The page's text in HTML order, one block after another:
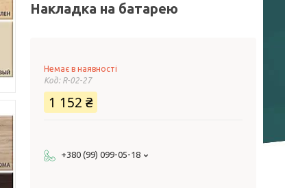
Накладка на батарею
Немає в наявності
Код: R-02-27
1 152 ₴
+380 (99) 099-05-18